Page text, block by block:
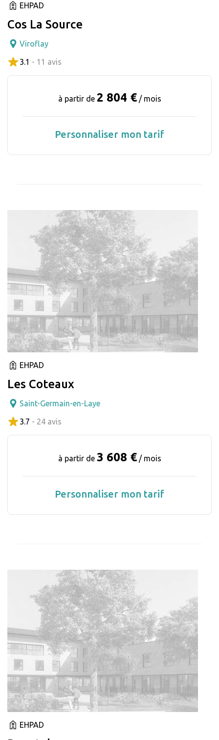
EHPAD
Cos La Source
Viroflay
3.1 - 11 avis
à partir de 2 804 € / mois
Personnaliser mon tarif
EHPAD
Les Coteaux
Saint-Germain-en-Laye
3.7 - 24 avis
à partir de 3 608 € / mois
Personnaliser mon tarif
EHPAD